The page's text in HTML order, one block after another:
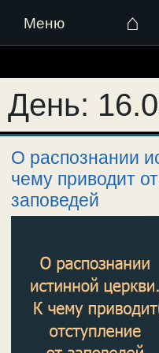
Меню ⌂
к
содержимому
День:
О распознании
чему приводит
заповедей